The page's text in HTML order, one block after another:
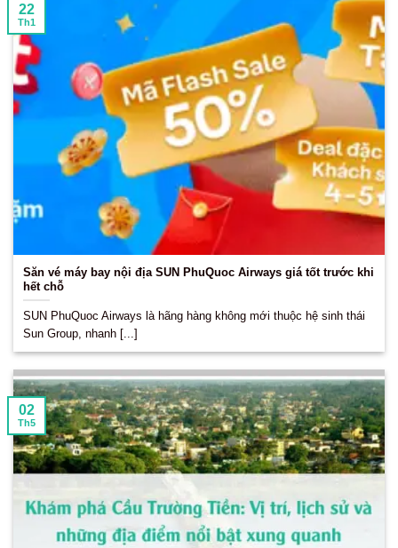
Săn vé máy bay nội địa SUN PhuQuoc Airways giá tốt trước khi
hết chỗ
SUN PhuQuoc Airways là hãng hàng không mới thuộc hệ sinh thái
Sun Group, nhanh [...]
22
Th1
02
Th5